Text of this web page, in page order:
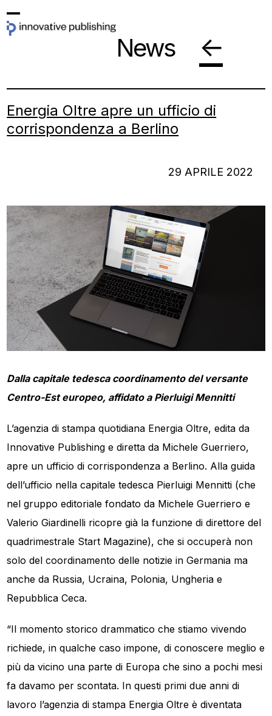
toOpen
Close
News ←
Energia Oltre apre un ufficio di
corrispondenza a Berlino
29 APRILE 2022
Dalla capitale tedesca coordinamento del versante
Centro-Est europeo, affidato a Pierluigi Mennitti
L’agenzia di stampa quotidiana Energia Oltre, edita da
Innovative Publishing e diretta da Michele Guerriero,
apre un ufficio di corrispondenza a Berlino. Alla guida
dell’ufficio nella capitale tedesca Pierluigi Mennitti (che
nel gruppo editoriale fondato da Michele Guerriero e
Valerio Giardinelli ricopre già la funzione di direttore del
quadrimestrale Start Magazine), che si occuperà non
solo del coordinamento delle notizie in Germania ma
anche da Russia, Ucraina, Polonia, Ungheria e
Repubblica Ceca.
“Il momento storico drammatico che stiamo vivendo
richiede, in qualche caso impone, di conoscere meglio e
più da vicino una parte di Europa che sino a pochi mesi
fa davamo per scontata. In questi primi due anni di
lavoro l’agenzia di stampa Energia Oltre è diventata